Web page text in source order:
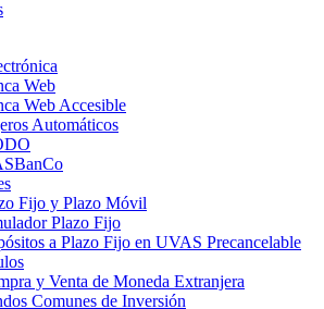
Web
Web Accesible
Automáticos
Fijo y Plazo Móvil
Plazo Fijo
a Plazo Fijo en UVAS Precancelable
y Venta de Moneda Extranjera
Comunes de Inversión